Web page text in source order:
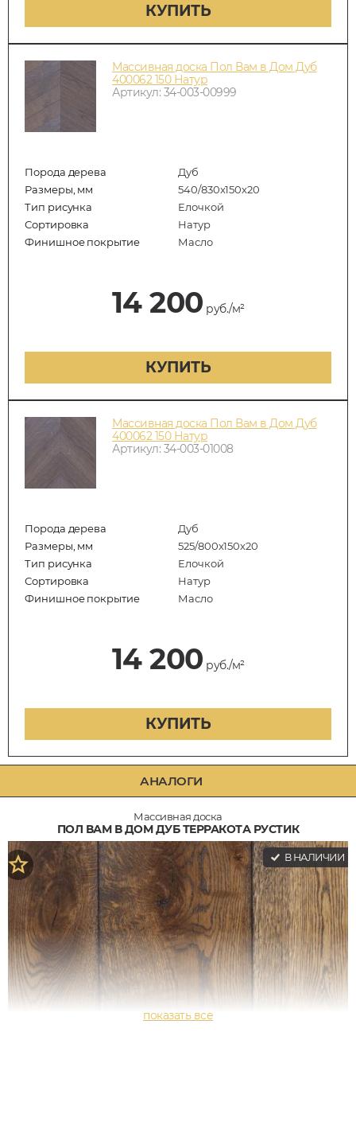
КУПИТЬ
Массивная доска Пол Вам в Дом Дуб
400062 150 Натур
Артикул: 34-003-00999
Порода дерева
Дуб
Размеры, мм
540/830x150x20
Тип рисунка
Елочкой
Сортировка
Натур
Финишное покрытие
Масло
14 200 руб./м²
КУПИТЬ
Массивная доска Пол Вам в Дом Дуб
400062 150 Натур
Артикул: 34-003-01008
Порода дерева
Дуб
Размеры, мм
525/800x150x20
Тип рисунка
Елочкой
Сортировка
Натур
Финишное покрытие
Масло
14 200 руб./м²
КУПИТЬ
АНАЛОГИ
Массивная доска
ПОЛ ВАМ В ДОМ ДУБ ТЕРРАКОТА РУСТИК
В НАЛИЧИИ